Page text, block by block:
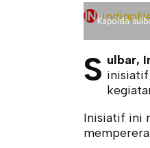
Kapolda
S ulbar,
inisiatif
Inisiatif ini